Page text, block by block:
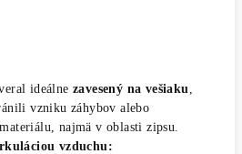
ideálne zavesený na vešiaku
vzniku záhybov alebo
najmä v oblasti zipsu.
vzduchu: